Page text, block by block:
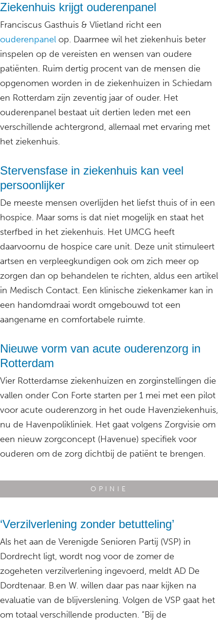
Ziekenhuis krijgt ouderenpanel
Franciscus Gasthuis & Vlietland richt een
ouderenpanel op. Daarmee wil het ziekenhuis beter
inspelen op de vereisten en wensen van oudere
patiënten. Ruim dertig procent van de mensen die
opgenomen worden in de ziekenhuizen in Schiedam
en Rotterdam zijn zeventig jaar of ouder. Het
ouderenpanel bestaat uit dertien leden met een
verschillende achtergrond, allemaal met ervaring met
het ziekenhuis.
Stervensfase in ziekenhuis kan veel
persoonlijker
De meeste mensen overlijden het liefst thuis of in een
hospice. Maar soms is dat niet mogelijk en staat het
sterfbed in het ziekenhuis. Het UMCG heeft
daarvoornu de hospice care unit. Deze unit stimuleert
artsen en verpleegkundigen ook om zich meer op
zorgen dan op behandelen te richten, aldus een artikel
in Medisch Contact. Een klinische ziekenkamer kan in
een handomdraai wordt omgebouwd tot een
aangename en comfortabele ruimte.
Nieuwe vorm van acute ouderenzorg in
Rotterdam
Vier Rotterdamse ziekenhuizen en zorginstellingen die
vallen onder Con Forte starten per 1 mei met een pilot
voor acute ouderenzorg in het oude Havenziekenhuis,
nu de Havenpolikliniek. Het gaat volgens Zorgvisie om
een nieuw zorgconcept (Havenue) specifiek voor
ouderen om de zorg dichtbij de patiënt te brengen.
OPINIE
‘Verzilverlening zonder betutteling’
Als het aan de Verenigde Senioren Partij (VSP) in
Dordrecht ligt, wordt nog voor de zomer de
zogeheten verzilverlening ingevoerd, meldt AD De
Dordtenaar. B.en W. willen daar pas naar kijken na
evaluatie van de blijverslening. Volgen de VSP gaat het
om totaal verschillende producten. “Bij de